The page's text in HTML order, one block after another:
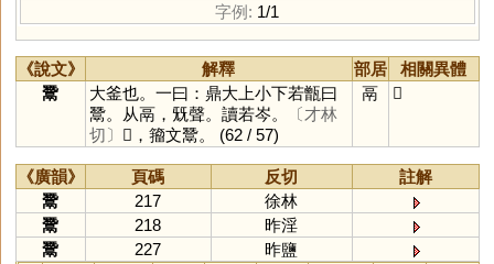
字例: 1/1
《說文》 解釋 部居
相關異體
鬵
大釜也。一曰：鼎大上小下若甑曰
鬵。从鬲，兓聲。讀若岑。
〔才林
切〕
𩱠，籀文鬵。 (62 / 57)
鬲 𩱠
《廣韻》 頁碼 反切
註解
鬵
217
徐林
鬵
218
昨淫
鬵
227 昨鹽